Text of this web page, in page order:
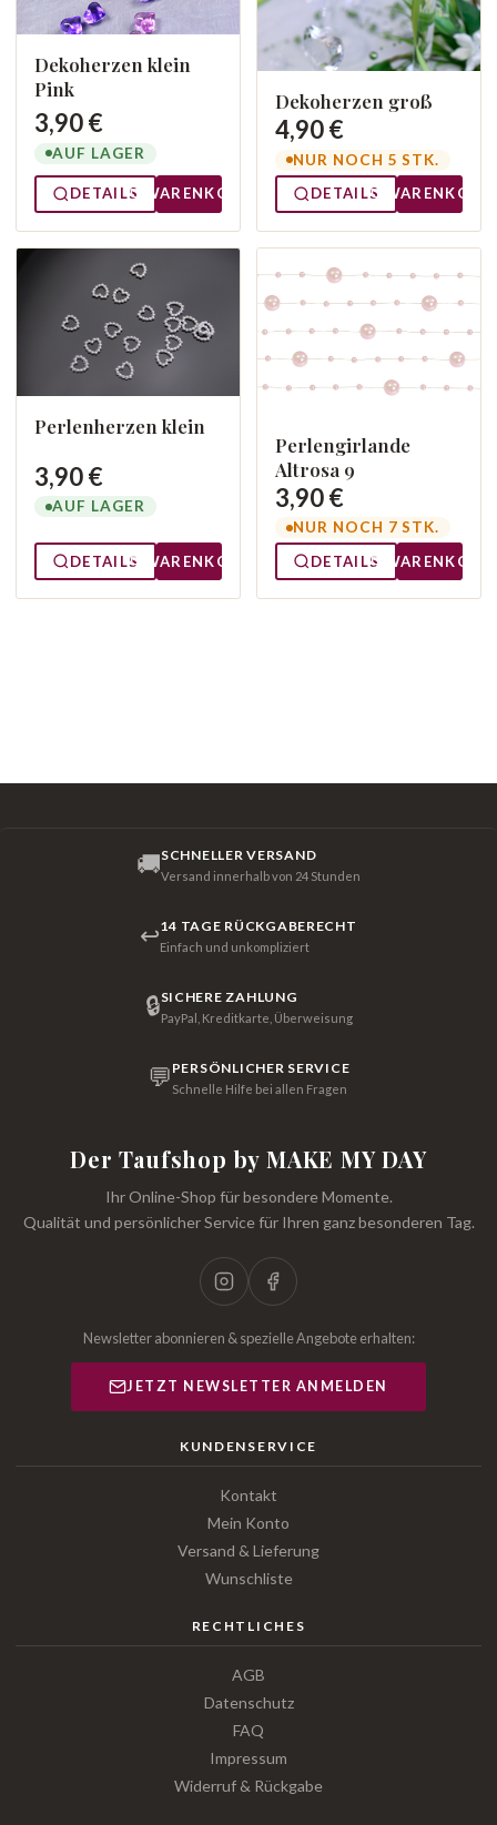
Dekoherzen klein
Pink
3,90 €
AUF LAGER
DETAILS WARENKORB
Dekoherzen groß
4,90 €
NUR NOCH 5 STK.
DETAILS
WARENKORB
Perlenherzen klein
3,90 €
AUF LAGER
DETAILS WARENKORB
Perlengirlande
Altrosa 9
3,90 €
NUR NOCH 7 STK.
DETAILS
WARENKORB
🚚SCHNELLER VERSAND
Versand innerhalb von 24 Stunden
↩14 TAGE RÜCKGABERECHT
Einfach und unkompliziert
🔒SICHERE ZAHLUNG
PayPal, Kreditkarte, Überweisung
💬 PERSÖNLICHER SERVICE
Schnelle Hilfe bei allen Fragen
Der Taufshop by MAKE MY DAY
Ihr Online-Shop für besondere Momente.
Qualität und persönlicher Service für Ihren ganz besonderen Tag.
Newsletter abonnieren & spezielle Angebote erhalten:
JETZT NEWSLETTER ANMELDEN
KUNDENSERVICE
Kontakt
Mein Konto
Versand & Lieferung
Wunschliste
RECHTLICHES
AGB
Datenschutz
FAQ
Impressum
Widerruf & Rückgabe